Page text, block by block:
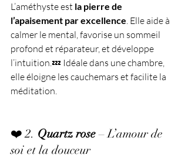
L’améthyste est la pierre de
l’apaisement par excellence. Elle aide à
calmer le mental, favorise un sommeil
profond et réparateur, et développe
l’intuition.💤 Idéale dans une chambre,
elle éloigne les cauchemars et facilite la
méditation.
❤️ 2. Quartz rose – L’amour de
soi et la douceur